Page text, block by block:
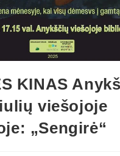
KINAS
viešojoje
„Sengirė“